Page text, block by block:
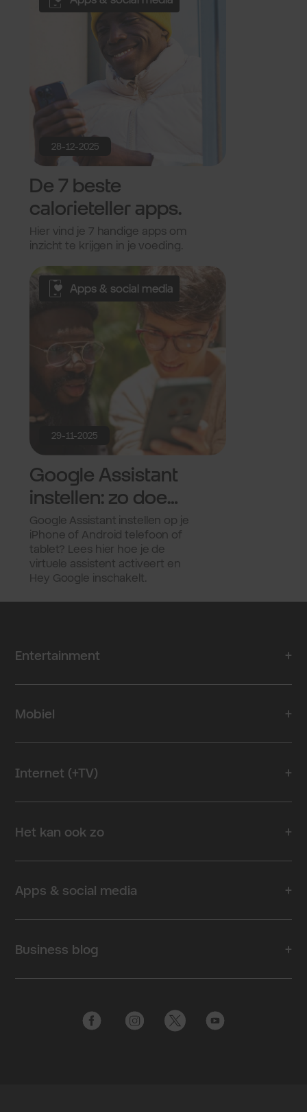
28-12-2025
De 7 beste
calorieteller apps.
Hier vind je 7 handige apps om
inzicht te krijgen in je voeding.
Apps & social media
29-11-2025
Google Assistant
instellen: zo doe
je dat.
Google Assistant instellen op je
iPhone of Android telefoon of
tablet? Lees hier hoe je de
virtuele assistent activeert en
Hey Google inschakelt.
Entertainment
Mobiel
Internet (+TV)
Het kan ook zo
Apps & social media
Business blog